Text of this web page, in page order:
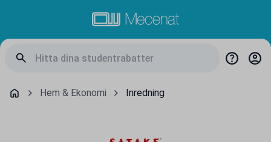
Hem & Ekonomi Inredning